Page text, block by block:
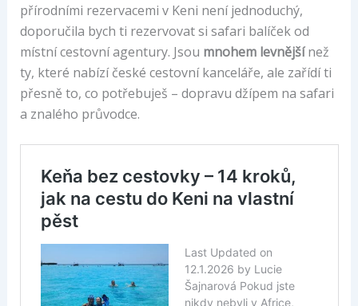
přírodními rezervacemi v Keni není jednoduchý,
doporučila bych ti rezervovat si safari balíček od
místní cestovní agentury. Jsou mnohem levnějšínež
ty, které nabízí české cestovní kanceláře, ale zařídí ti
přesně to, co potřebuješ – dopravu džípem na safari
a znalého průvodce.